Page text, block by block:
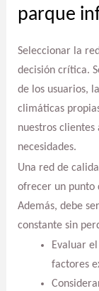
parque
Seleccionar la
decisión crítica.
de los usuarios,
climáticas
nuestros
necesidades.
Una red de
ofrecer un punto
Además, debe
constante sin
Evaluar
factores